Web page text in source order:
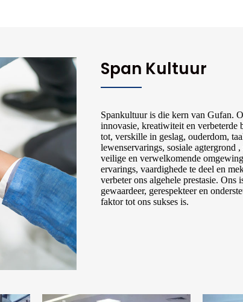
Span Kultuur
Spankultuur is die kern van Gufan.
innovasie, kreatiwiteit en verbeterde
tot, verskille in geslag, ouderdom,
lewenservarings, sosiale agtergrond
veilige en verwelkomende
ervarings, vaardighede te deel en
verbeter ons algehele prestasie.
gewaardeer, gerespekteer en
faktor tot ons sukses is.